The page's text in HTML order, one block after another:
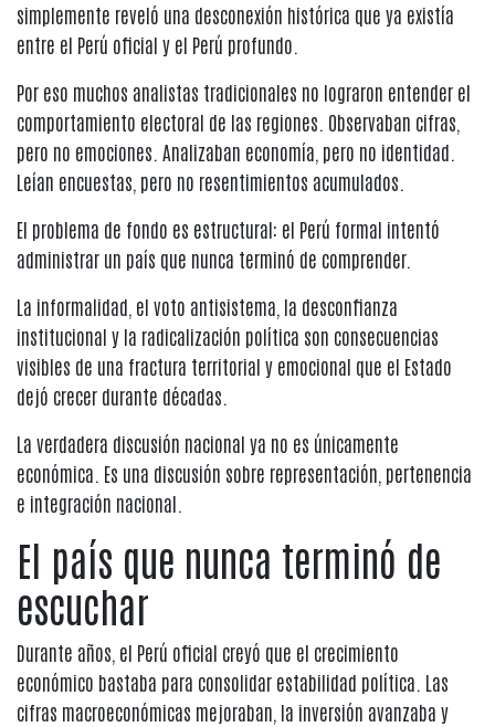
simplemente reveló una desconexión histórica que ya existía
entre el Perú oficial y el Perú profundo.
Por eso muchos analistas tradicionales no lograron entender el
comportamiento electoral de las regiones. Observaban cifras,
pero no emociones. Analizaban economía, pero no identidad.
Leían encuestas, pero no resentimientos acumulados.
El problema de fondo es estructural: el Perú formal intentó
administrar un país que nunca terminó de comprender.
La informalidad, el voto antisistema, la desconfianza
institucional y la radicalización política son consecuencias
visibles de una fractura territorial y emocional que el Estado
dejó crecer durante décadas.
La verdadera discusión nacional ya no es únicamente
económica. Es una discusión sobre representación, pertenencia
e integración nacional.
El país que nunca terminó de
escuchar
Durante años, el Perú oficial creyó que el crecimiento
económico bastaba para consolidar estabilidad política. Las
cifras macroeconómicas mejoraban, la inversión avanzaba y